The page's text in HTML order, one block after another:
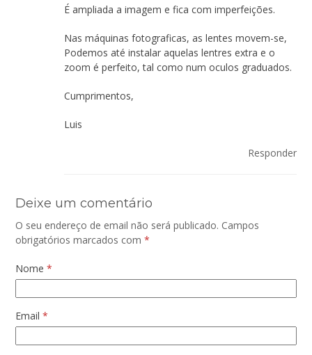
É ampliada a imagem e fica com imperfeições.
Nas máquinas fotograficas, as lentes movem-se,
Podemos até instalar aquelas lentres extra e o
zoom é perfeito, tal como num oculos graduados.
Cumprimentos,
Luis
Responder
Deixe um comentário
O seu endereço de email não será publicado. Campos
obrigatórios marcados com*
Nome*
Email*